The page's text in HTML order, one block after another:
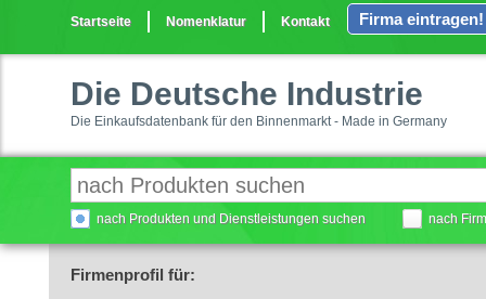
Startseite Nomenklatur Kontakt Firma eintragen!
Die Deutsche Industrie
Die Einkaufsdatenbank für den Binnenmarkt - Made in Germany
nach Produkten und Dienstleistungen suchen nach
Firmenprofil für: